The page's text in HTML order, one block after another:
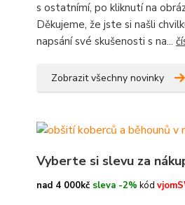
s ostatnímí, po kliknutí na
Děkujeme, že jste si našli
napsání své skušenosti s na...
Zobrazit všechny novinky
Vyberte si slevu za
nad 4 000kč sleva -2% kód